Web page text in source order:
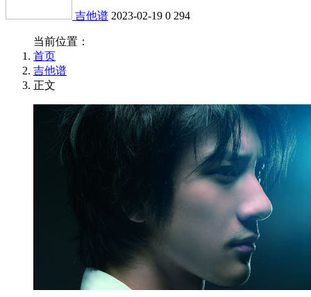
吉他谱 2023-02-19 0 294
当前位置：
首页
吉他谱
正文